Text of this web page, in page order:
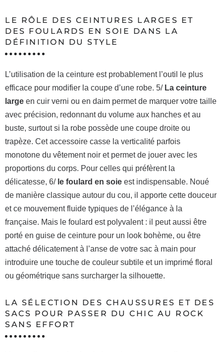
LE RÔLE DES CEINTURES LARGES ET
DES FOULARDS EN SOIE DANS LA
DÉFINITION DU STYLE
L’utilisation de la ceinture est probablement l’outil le plus
efficace pour modifier la coupe d’une robe. 5/ La ceinture
large en cuir verni ou en daim permet de marquer votre taille
avec précision, redonnant du volume aux hanches et au
buste, surtout si la robe possède une coupe droite ou
trapèze. Cet accessoire casse la verticalité parfois
monotone du vêtement noir et permet de jouer avec les
proportions du corps. Pour celles qui préfèrent la
délicatesse, 6/ le foulard en soie est indispensable. Noué
de manière classique autour du cou, il apporte cette douceur
et ce mouvement fluide typiques de l’élégance à la
française. Mais le foulard est polyvalent : il peut aussi être
porté en guise de ceinture pour un look bohème, ou être
attaché délicatement à l’anse de votre sac à main pour
introduire une touche de couleur subtile et un imprimé floral
ou géométrique sans surcharger la silhouette.
LA SÉLECTION DES CHAUSSURES ET DES
SACS POUR PASSER DU CHIC AU ROCK
SANS EFFORT